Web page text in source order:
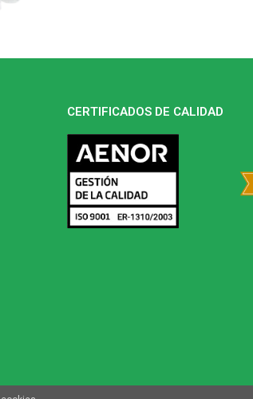
CERTIFICADOS DE CALIDAD